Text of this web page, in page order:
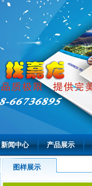
新闻中心 产品展示
图样展示